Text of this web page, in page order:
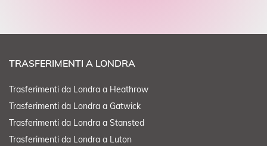
TRASFERIMENTI A LONDRA
Trasferimenti da Londra a Heathrow
Trasferimenti da Londra a Gatwick
Trasferimenti da Londra a Stansted
Trasferimenti da Londra a Luton